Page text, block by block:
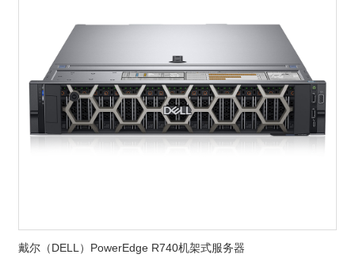
戴尔（DELL）PowerEdge R740机架式服务器